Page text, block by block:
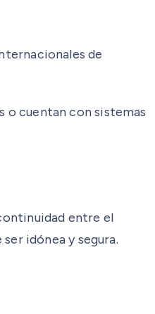
de
o cuentan con sistemas
entre el
idónea y segura.